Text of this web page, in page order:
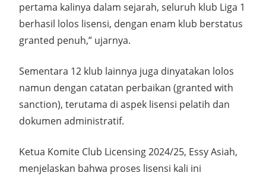
pertama kalinya dalam sejarah, seluruh klub Liga 1
berhasil lolos lisensi, dengan enam klub berstatus
granted penuh,” ujarnya.
Sementara 12 klub lainnya juga dinyatakan lolos
namun dengan catatan perbaikan (granted with
sanction), terutama di aspek lisensi pelatih dan
dokumen administratif.
Ketua Komite Club Licensing 2024/25, Essy Asiah,
menjelaskan bahwa proses lisensi kali ini